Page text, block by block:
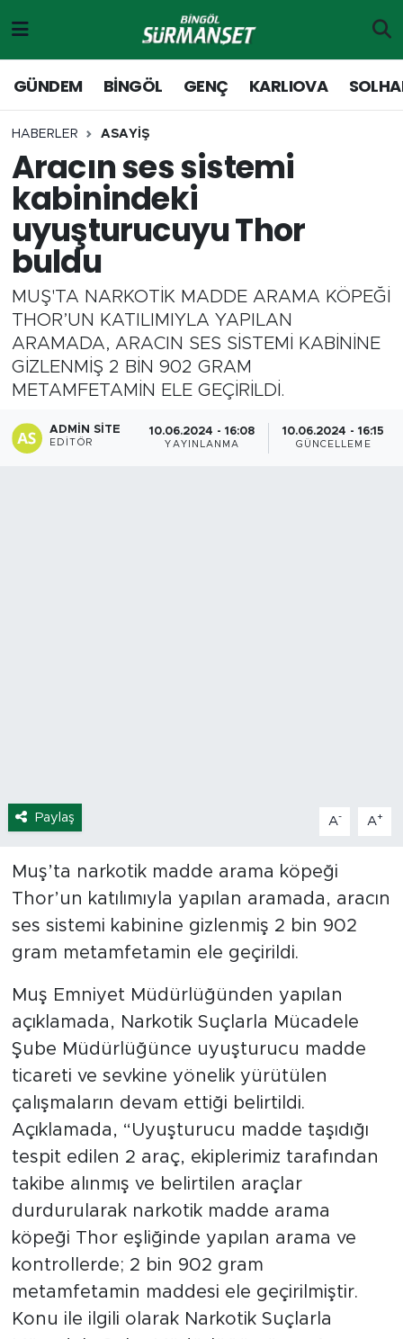
GÜNDEM BİNGÖL GENÇ KARLIOVA
HABERLER ASAYİŞ
Aracın ses sistemi
kabinindeki
uyuşturucuyu Thor
buldu
MUŞ'TA NARKOTİK MADDE ARAMA KÖPEĞİ
THOR’UN KATILIMIYLA YAPILAN
ARAMADA, ARACIN SES SİSTEMİ KABİNİNE
GİZLENMİŞ 2 BİN 902 GRAM
METAMFETAMİN ELE GEÇİRİLDİ.
ADMIN SITE
EDITÖR
10.06.2024 - 16:08
YAYINLANMA
10.06.2024 - 16:15
GÜNCELLEME
Paylaş A- A+
Muş’ta narkotik madde arama köpeği
Thor’un katılımıyla yapılan aramada, aracın
ses sistemi kabinine gizlenmiş 2 bin 902
gram metamfetamin ele geçirildi.
Muş Emniyet Müdürlüğünden yapılan
açıklamada, Narkotik Suçlarla Mücadele
Şube Müdürlüğünce uyuşturucu madde
ticareti ve sevkine yönelik yürütülen
çalışmaların devam ettiği belirtildi.
Açıklamada, “Uyuşturucu madde taşıdığı
tespit edilen 2 araç, ekiplerimiz tarafından
takibe alınmış ve belirtilen araçlar
durdurularak narkotik madde arama
köpeği Thor eşliğinde yapılan arama ve
kontrollerde; 2 bin 902 gram
metamfetamin maddesi ele geçirilmiştir.
Konu ile ilgili olarak Narkotik Suçlarla
Genç
Solhan
Karlıova
Adaklı-Kiğı
Yayladere-Yedisu
MD Prestij Dergisi
Siyaset
Spor
Merkez Hava Durumu
Merkez Trafik Yoğunluk Haritası
Süper Lig Puan Durumu ve Fikstür
Tüm Manşetler
Son Dakika Haberleri
Haber Arşivi